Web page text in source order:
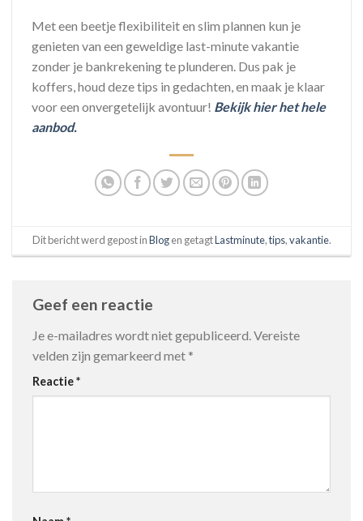
Met een beetje flexibiliteit en slim plannen kun je
genieten van een geweldige last-minute vakantie
zonder je bankrekening te plunderen. Dus pak je
koffers, houd deze tips in gedachten, en maak je klaar
voor een onvergetelijk avontuur! Bekijk hier het hele
aanbod.
Dit bericht werd gepost inBlogen getagtLastminute,tips,vakantie.
Geef een reactie
Je e-mailadres wordt niet gepubliceerd. Vereiste
velden zijn gemarkeerd met *
Reactie*